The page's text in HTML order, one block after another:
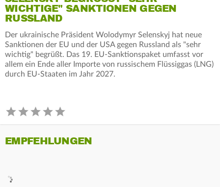
ICHTIGE" SANKTIONEN GEGEN R
USSLAND
Der ukrainische Präsident Wolodymyr Selenskyj hat neue
Sanktionen der EU und der USA gegen Russland als "sehr
wichtig" begrüßt. Das 19. EU-Sanktionspaket umfasst vor
allem ein Ende aller Importe von russischem Flüssiggas (LNG)
durch EU-Staaten im Jahr 2027.
EMPFEHLUNGEN